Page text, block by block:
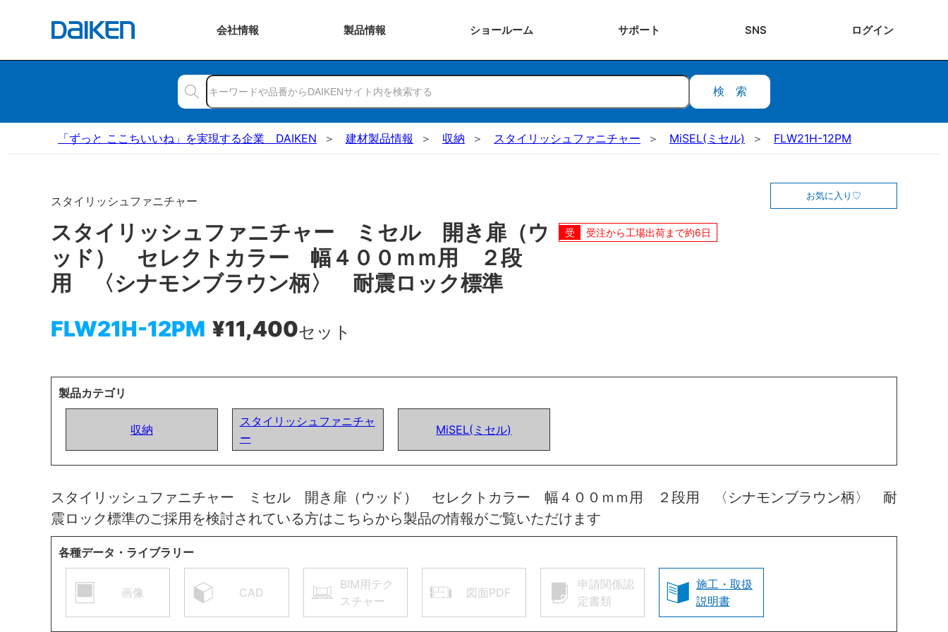
会社情報 製品情報 ショールーム サポート SNS ログイン
検索
「ずっと ここちいいね」を実現する企業 DAIKEN 建材製品情報 収納 スタイリッシュファニチャー MiSEL(ミセル) FLW21H-12PM
スタイリッシュファニチャー
スタイリッシュファニチャー ミセル 開き扉（ウ
ッド） セレクトカラー 幅４００ｍｍ用 ２段
用 〈シナモンブラウン柄〉 耐震ロック標準
FLW21H-12PM ¥11,400セット
お気に入り
受注から工場出荷まで約6日
製品カテゴリ
収納
スタイリッシュファニチャ
ー
MiSEL(ミセル)
スタイリッシュファニチャー ミセル 開き扉（ウッド） セレクトカラー 幅４００ｍｍ用 ２段用 〈シナモンブラウン柄〉 耐
震ロック標準のご採用を検討されている方はこちらから製品の情報がご覧いただけます
各種データ・ライブラリー
画像 CAD
BIM用テク
スチャー
図面PDF
申請関係認
定書類
施工・取扱
説明書